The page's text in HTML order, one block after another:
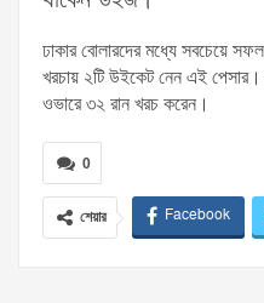
ঢাকার বোলারদের মধ্যে সবচেয়ে
খরচায় ২টি উইকেট নেন এই
ওভারে ৩২ রান খরচ করেন।
0
শেয়ার Facebook